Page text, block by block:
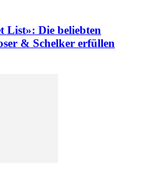
List»: Die beliebten
& Schelker erfüllen